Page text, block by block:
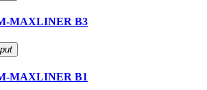
MAXLINER B3
MAXLINER B1